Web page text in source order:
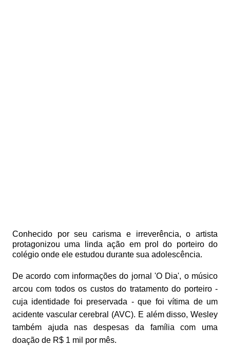
Conhecido por seu carisma e irreverência, o artista
protagonizou uma linda ação em prol do porteiro do
colégio onde ele estudou durante sua adolescência.
De acordo com informações do jornal 'O Dia', o músico
arcou com todos os custos do tratamento do porteiro -
cuja identidade foi preservada - que foi vítima de um
acidente vascular cerebral (AVC). E além disso, Wesley
também ajuda nas despesas da família com uma
doação de R$ 1 mil por mês.